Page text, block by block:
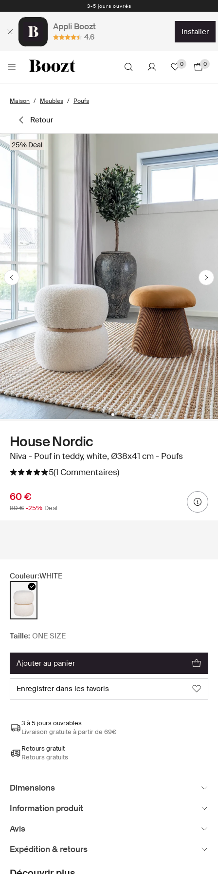
3-5 jours ouvrés
Appli Boozt
4.6
installer
0 0
Maison Meubles Poufs
retour
25% Deal
House Nordic
Niva - Pouf in teddy, white, Ø38x41 cm - Poufs
5(1 Commentaires)
60 €
80 € -25% Deal
Couleur:WHITE
Taille: ONE SIZE
ajouter au panier
enregistrer dans les favoris
3 à 5 jours ouvrables
Livraison gratuite à partir de 69€
Retours gratuit
Retours gratuits
Dimensions
Information produit
Avis
Expédition & retours